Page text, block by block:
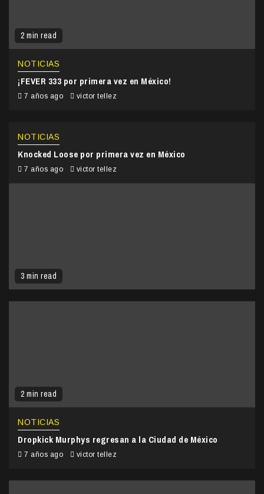
2 min read
NOTICIAS
¡FEVER 333 por primera vez en México!
7 años ago victor tellez
3 min read
NOTICIAS
Knocked Loose por primera vez en México
7 años ago victor tellez
2 min read
NOTICIAS
Dropkick Murphys regresan a la Ciudad de México
7 años ago victor tellez